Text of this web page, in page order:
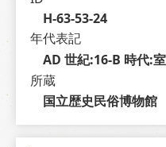
H-63-53-24
年代表記
AD 世紀:16-B 時代:
所蔵
国立歴史民俗博物館